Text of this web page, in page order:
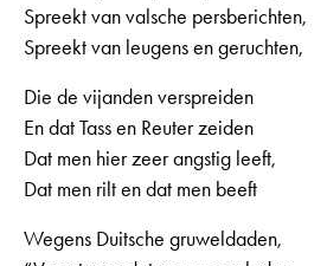
Spreekt van valsche persberichten,
Spreekt van leugens en geruchten,
Die de vijanden verspreiden
En dat Tass en Reuter zeiden
Dat men hier zeer angstig leeft,
Dat men rilt en dat men beeft
Wegens Duitsche gruweldaden,